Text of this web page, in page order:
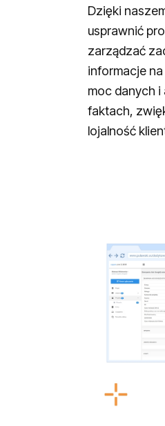
Dzięki
usprawnić
zarządzać
informacje
moc danych
faktach,
lojalność